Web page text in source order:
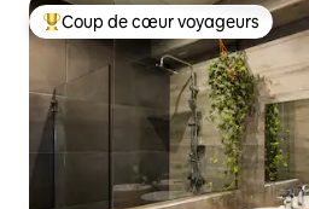
Coups de cœur voyageurs les plus
Coup de cœur voyageurs